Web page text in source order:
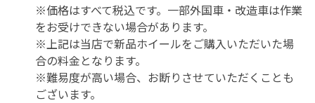
※価格はすべて税込です。一部外国車・改造車は作業
をお受けできない場合があります。
※上記は当店で新品ホイールをご購入いただいた場
合の料金となります。
※難易度が高い場合、お断りさせていただくことも
ございます。